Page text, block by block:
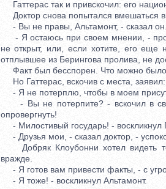
Гаттерас так и привскочил: его
Доктор снова попытался вмешаться в
- Вы не правы, Альтамонт, - сказал он.
- Я остаюсь при своем мнении, -
не открыт, или, если хотите, его
отплывшее из Берингова пролива, не
Факт был бесспорен. Что можно было
Но Гаттерас, вскочив с места, заявил:
- Я не потерплю, чтобы в моем
- Вы не потерпите? - вскочил в
опровергнуть!
- Милостивый государь! - воскликнул
- Друзья мои, - сказал доктор, -
Добряк Клоубонни хотел видеть
вражде.
- Я готов вам привести факты, - с
- Я тоже! - воскликнул Альтамонт.